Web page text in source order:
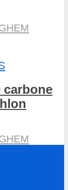
carbone